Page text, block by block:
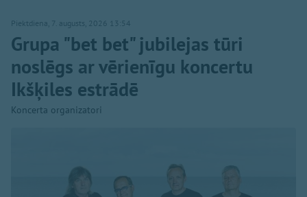
Piektdiena, 7. augusts, 2026 13:54
Grupa "bet bet" jubilejas tūri
noslēgs ar vērienīgu koncertu
Ikšķiles estrādē
Koncerta organizatori